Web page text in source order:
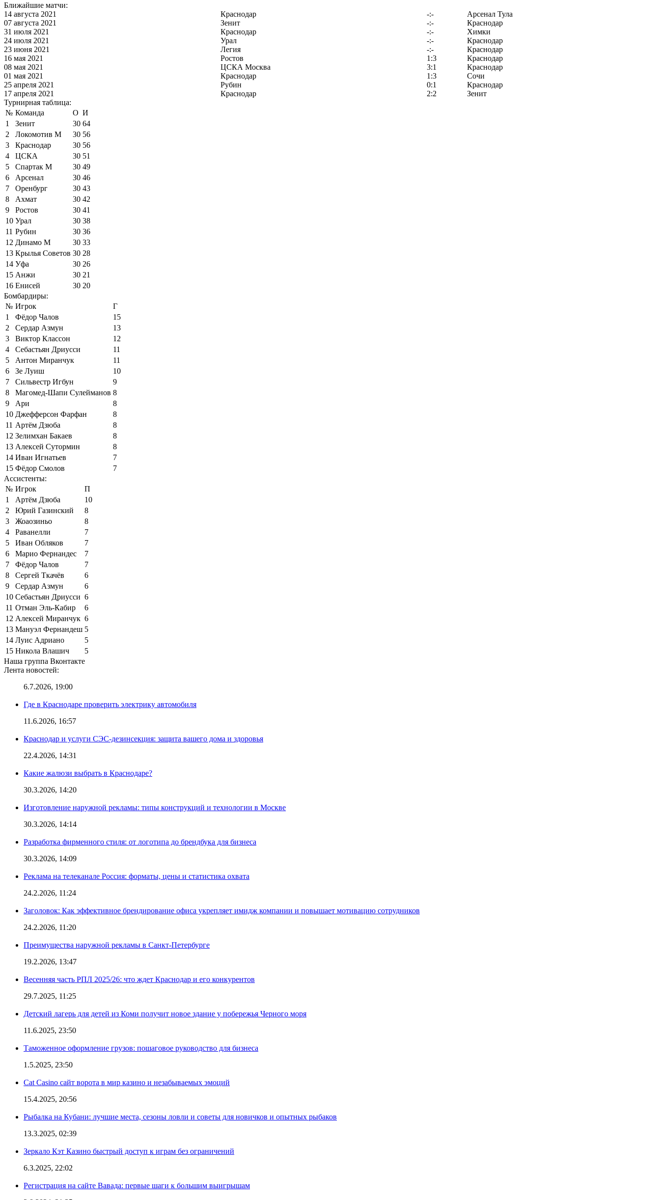
Ближайшие матчи:
14 августа 2021
Краснодар -:-
Арсенал Тула
07 августа 2021
Зенит -:-
Краснодар
31 июля 2021
Краснодар -:-
Химки
24 июля 2021
Урал -:-
Краснодар
23 июня 2021
Легия -:-
Краснодар
16 мая 2021
Ростов 1:3
Краснодар
08 мая 2021
ЦСКА Москва 3:1
Краснодар
01 мая 2021
Краснодар 1:3
Сочи
25 апреля 2021
Рубин 0:1
Краснодар
17 апреля 2021
Краснодар 2:2
Зенит
Турнирная таблица:
№ Команда О И
1
Зенит 30 64
2
Локомотив М 30 56
3
Краснодар 30 56
4
ЦСКА 30 51
5
Спартак М 30 49
6
Арсенал 30 46
7
Оренбург 30 43
8
Ахмат 30 42
9
Ростов 30 41
10 Урал 30 38
11 Рубин 30 36
12 Динамо М 30 33
13 Крылья Советов 30 28
14 Уфа 30 26
15 Анжи 30 21
16 Енисей 30 20
Бомбардиры:
№ Игрок
Г
1
Фёдор Чалов
15
2
Сердар Азмун
13
3
Виктор Классон
12
4
Себастьян Дриусси
11
5
Антон Миранчук
11
6
Зе Луиш
10
7
Сильвестр Игбун
9
8
Магомед-Шапи Сулейманов 8
9
Ари
8
10 Джефферсон Фарфан
8
11 Артём Дзюба
8
12 Зелимхан Бакаев
8
13 Алексей Сутормин
8
14 Иван Игнатьев
7
15 Фёдор Смолов
7
Ассистенты:
№ Игрок
П
1
Артём Дзюба
10
2
Юрий Газинский
8
3
Жоаозиньо
8
4
Раванелли
7
5
Иван Обляков
7
6
Марио Фернандес
7
7
Фёдор Чалов
7
8
Сергей Ткачёв
6
9
Сердар Азмун
6
10 Себастьян Дриусси 6
11 Отман Эль-Кабир
6
12 Алексей Миранчук 6
13 Мануэл Фернандеш 5
14 Луис Адриано
5
15 Никола Влашич
5
Наша группа Вконтакте
Лента новостей:
6.7.2026, 19:00
Где в Краснодаре проверить электрику автомобиля
11.6.2026, 16:57
Краснодар и услуги СЭС-дезинсекция: защита вашего дома и здоровья
22.4.2026, 14:31
Какие жалюзи выбрать в Краснодаре?
30.3.2026, 14:20
Изготовление наружной рекламы: типы конструкций и технологии в Москве
30.3.2026, 14:14
Разработка фирменного стиля: от логотипа до брендбука для бизнеса
30.3.2026, 14:09
Реклама на телеканале Россия: форматы, цены и статистика охвата
24.2.2026, 11:24
Заголовок: Как эффективное брендирование офиса укрепляет имидж компании и повышает мотивацию сотрудников
24.2.2026, 11:20
Преимущества наружной рекламы в Санкт-Петербурге
19.2.2026, 13:47
Весенняя часть РПЛ 2025/26: что ждет Краснодар и его конкурентов
29.7.2025, 11:25
Детский лагерь для детей из Коми получит новое здание у побережья Черного моря
11.6.2025, 23:50
Таможенное оформление грузов: пошаговое руководство для бизнеса
1.5.2025, 23:50
Cat Casino сайт ворота в мир казино и незабываемых эмоций
15.4.2025, 20:56
Рыбалка на Кубани: лучшие места, сезоны ловли и советы для новичков и опытных рыбаков
13.3.2025, 02:39
Зеркало Кэт Казино быстрый доступ к играм без ограничений
6.3.2025, 22:02
Регистрация на сайте Вавада: первые шаги к большим выигрышам